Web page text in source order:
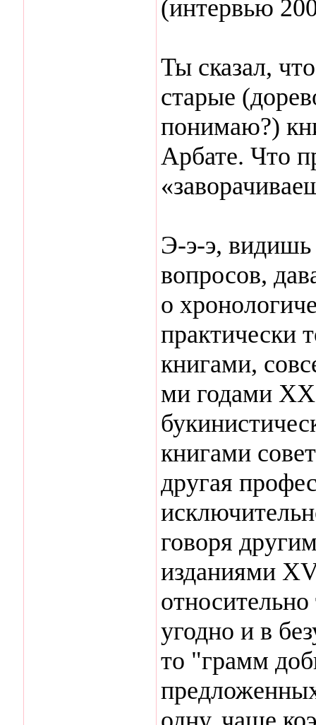
(интервью
Ты сказал,
старые
понимаю?)
Арбате. Что
Э-э-э, видишь
вопросов,
о
практически
книгами,
ми годами ХХ
книгами
другая
говоря
изданиями
угодно и в
то "грамм